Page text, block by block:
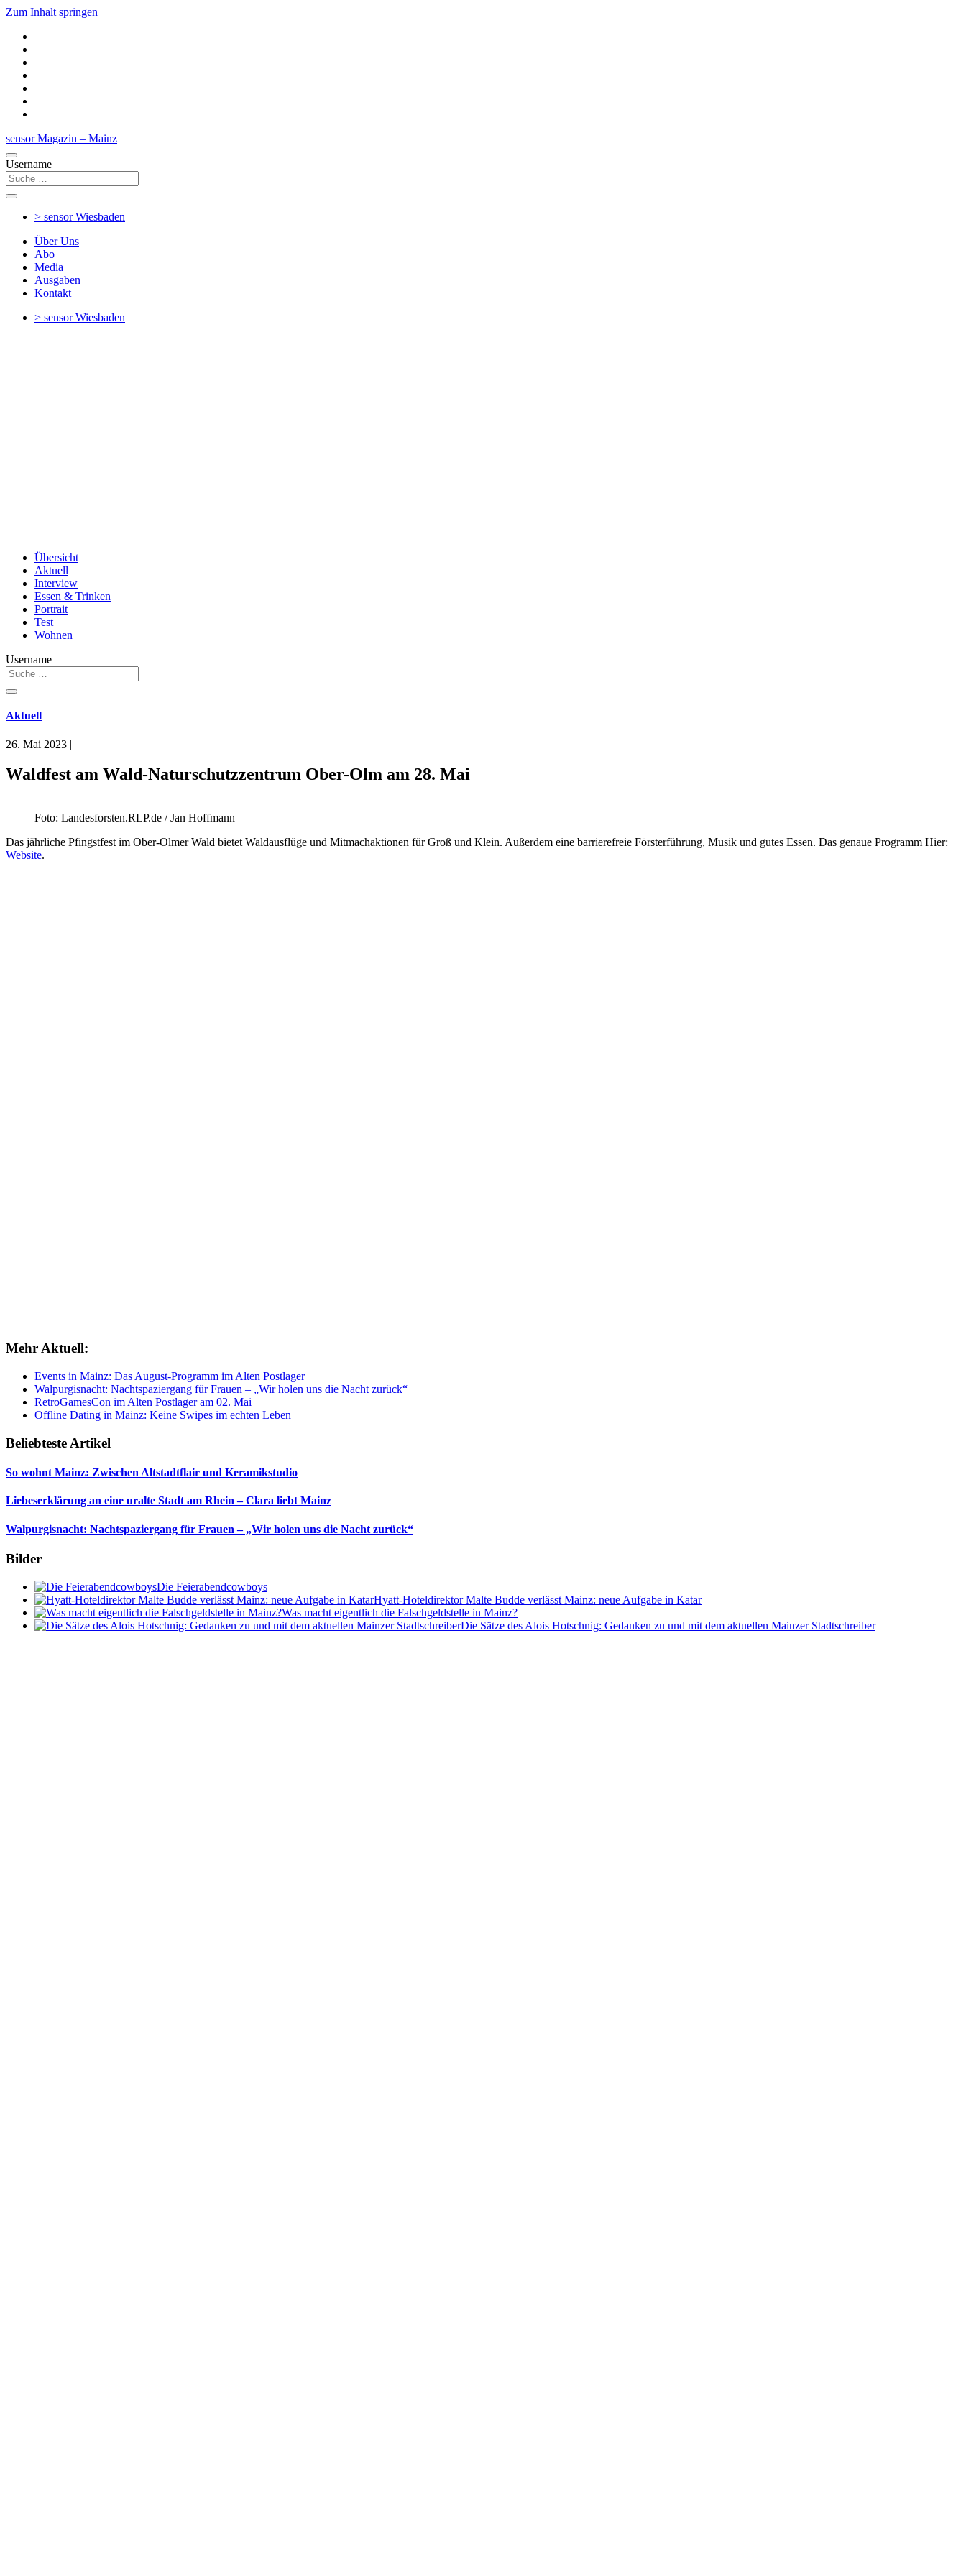
Zum Inhalt springen
sensor Magazin – Mainz
Username
> sensorWiesbaden
Über Uns
Abo
Media
Ausgaben
Kontakt
> sensorWiesbaden
Übersicht
Aktuell
Interview
Essen & Trinken
Portrait
Test
Wohnen
Username
Aktuell
26. Mai 2023 |
Waldfest am Wald-Naturschutzzentrum Ober-Olm am 28. Mai
Foto: Landesforsten.RLP.de / Jan Hoffmann
Das jährliche Pfingstfest im Ober-Olmer Wald bietet Waldausflüge und Mitmachaktionen für Groß und Klein. Außerdem eine barrierefreie Försterführung, Musik und gutes Essen. Das genaue Programm Hier:
Website.
Mehr Aktuell:
Events in Mainz: Das August-Programm im Alten Postlager
Walpurgisnacht: Nachtspaziergang für Frauen – „Wir holen uns die Nacht zurück“
RetroGamesCon im Alten Postlager am 02. Mai
Offline Dating in Mainz: Keine Swipes im echten Leben
Beliebteste Artikel
So wohnt Mainz: Zwischen Altstadtflair und Keramikstudio
Liebeserklärung an eine uralte Stadt am Rhein – Clara liebt Mainz
Walpurgisnacht: Nachtspaziergang für Frauen – „Wir holen uns die Nacht zurück“
Bilder
Die Feierabendcowboys
Hyatt-Hoteldirektor Malte Budde verlässt Mainz: neue Aufgabe in Katar
Was macht eigentlich die Falschgeldstelle in Mainz?
Die Sätze des Alois Hotschnig: Gedanken zu und mit dem aktuellen Mainzer Stadtschreiber